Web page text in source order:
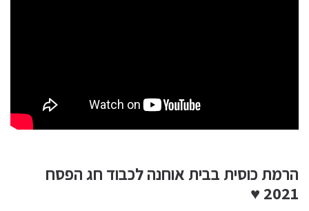
הרמת כוסית בבית אוחנה לכבוד חג הפסח
2021 ♥